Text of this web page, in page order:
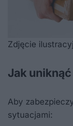
Zdjęcie
Jak
Aby
sytuacjami: